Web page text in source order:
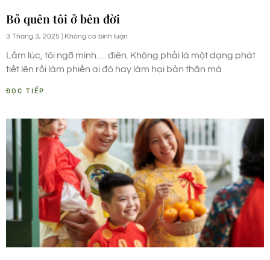
Bỏ quên tôi ở bên đời
3 Tháng 3, 2025 Không có bình luận
Lắm lúc, tôi ngỡ mình…. điên. Không phải là một dạng phát
tiết lên rồi làm phiền ai đó hay làm hại bản thân mà
ĐỌC TIẾP